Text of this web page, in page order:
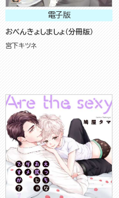
電子版
おべんきょしましょ（分冊版）
宮下キツネ